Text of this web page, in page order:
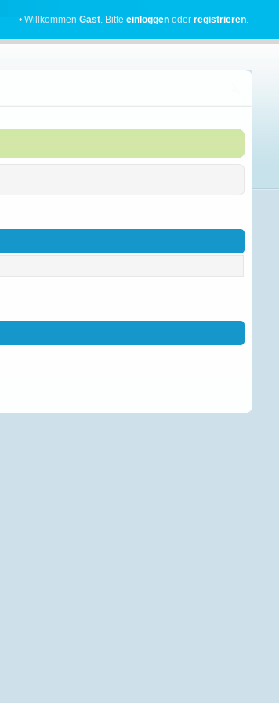
• WillkommenGast. Bitteeinloggen oderregistrieren.